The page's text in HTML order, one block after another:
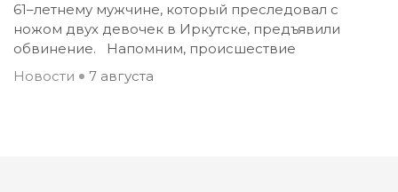
61–летнему мужчине, который преследовал с
ножом двух девочек в Иркутске, предъявили
обвинение. Напомним, происшествие
Новости
7 августа